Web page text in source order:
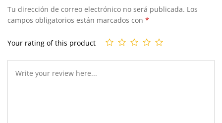
Tu dirección de correo electrónico no será publicada. Los
campos obligatorios están marcados con *
Your rating of this product